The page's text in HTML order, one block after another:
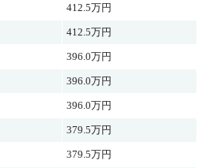
412.5万円
412.5万円
396.0万円
396.0万円
396.0万円
379.5万円
379.5万円